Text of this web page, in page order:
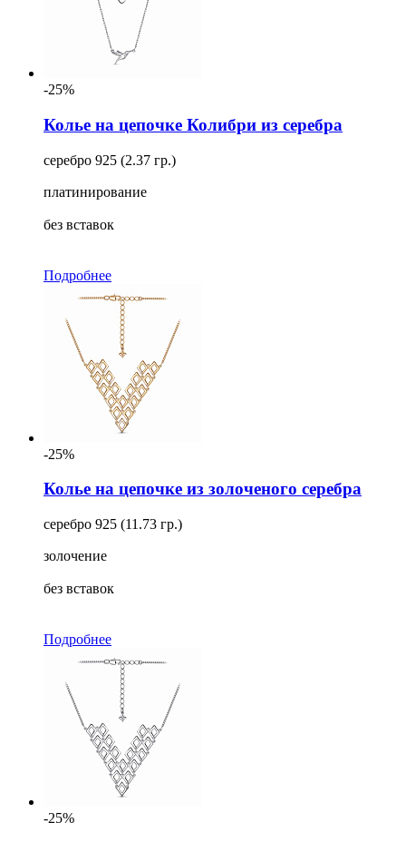
-25%
Колье на цепочке Колибри из серебра
серебро 925 (2.37 гр.)
платинирование
без вставок
Подробнее
-25%
Колье на цепочке из золоченого серебра
серебро 925 (11.73 гр.)
золочение
без вставок
Подробнее
-25%